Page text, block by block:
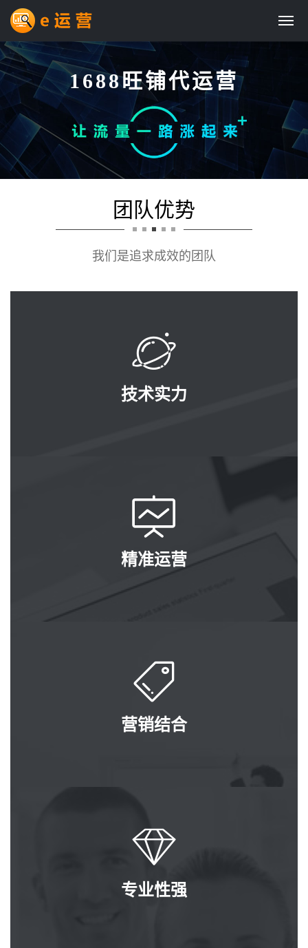
1688旺铺代运营
团队优势
我们是追求成效的团队
技术实力
精准运营
营销结合
专业性强